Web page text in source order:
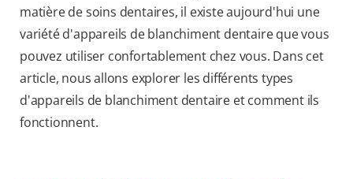
matière de soins dentaires, il existe aujourd'hui une
variété d'appareils de blanchiment dentaire que vous
pouvez utiliser confortablement chez vous. Dans cet
article, nous allons explorer les différents types
d'appareils de blanchiment dentaire et comment ils
fonctionnent.